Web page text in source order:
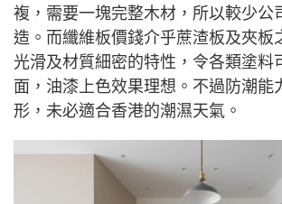
複，需要一塊完整木材，所以較少公
造。而纖維板價錢介乎蔗渣板及夾板
光滑及材質細密的特性，令各類塗料
面，油漆上色效果理想。不過防潮能
形，未必適合香港的潮濕天氣。